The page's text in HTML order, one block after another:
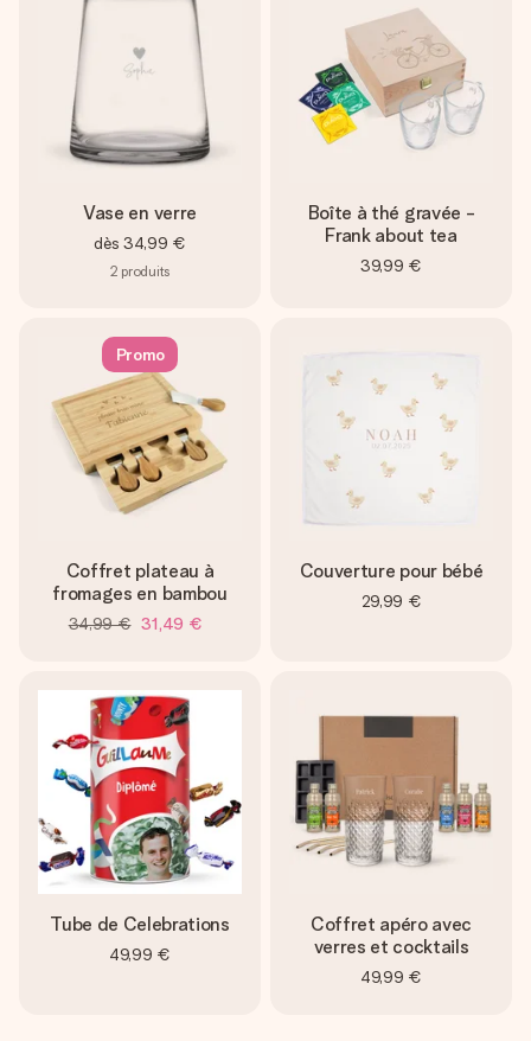
Vase en verre
dès 34,99 €
2 produits
Boîte à thé gravée -
Frank about tea
39,99 €
Promo
Coffret plateau à
fromages en bambou
34,99 € 31,49 €
Couverture pour bébé
29,99 €
Tube de Celebrations
49,99 €
Coffret apéro avec
verres et cocktails
49,99 €